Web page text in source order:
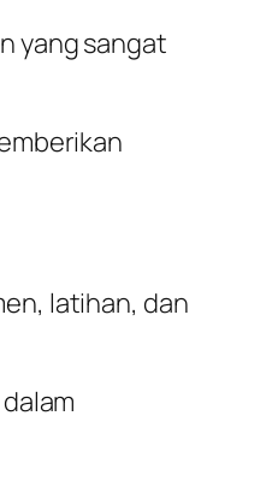
yang sangat
latihan, dan